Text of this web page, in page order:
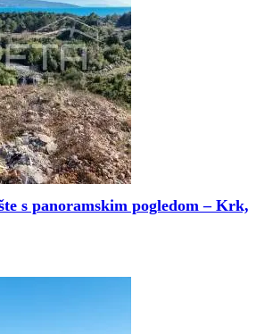
s panoramskim pogledom – Krk,